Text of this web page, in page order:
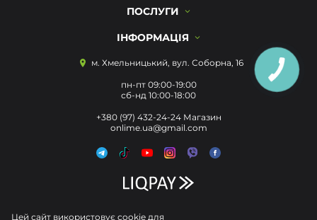
ПОСЛУГИ
ІНФОРМАЦІЯ
м. Хмельницький, вул. Соборна, 16
пн-пт 09:00-19:00
сб-нд 10:00-18:00
+380 (97) 432-24-24 Магазин
onlime.ua@gmail.com
Цей сайт використовує cookie для